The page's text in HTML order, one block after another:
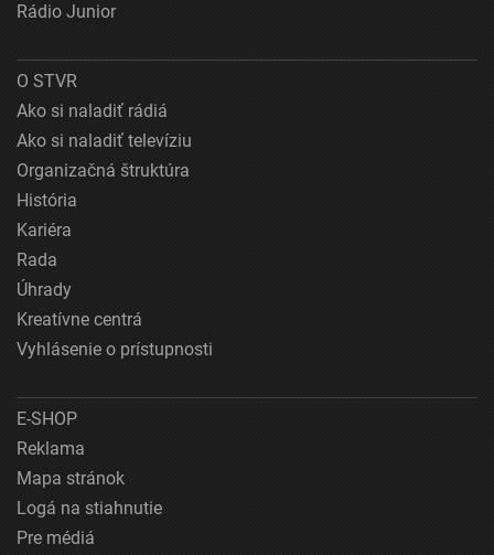
Rádio Junior
O STVR
Ako si naladiť rádiá
Ako si naladiť televíziu
Organizačná štruktúra
História
Kariéra
Rada
Úhrady
Kreatívne centrá
Vyhlásenie o prístupnosti
E-SHOP
Reklama
Mapa stránok
Logá na stiahnutie
Pre médiá